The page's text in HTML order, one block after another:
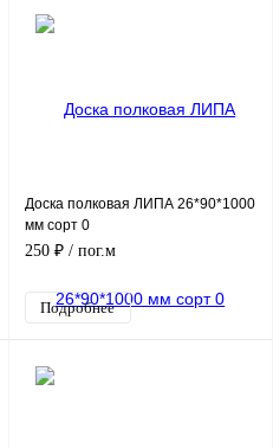
Доска полковая ЛИПА 26*90*1000
мм сорт 0
250 ₽ / пог.м
Подробнее